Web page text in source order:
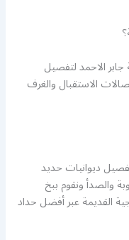
الاحمد لتفصيل
الاستقبال والغرف
ديوانيات حديد
والصدأ ونقوم ببخ
القديمة عبر أفضل حداد